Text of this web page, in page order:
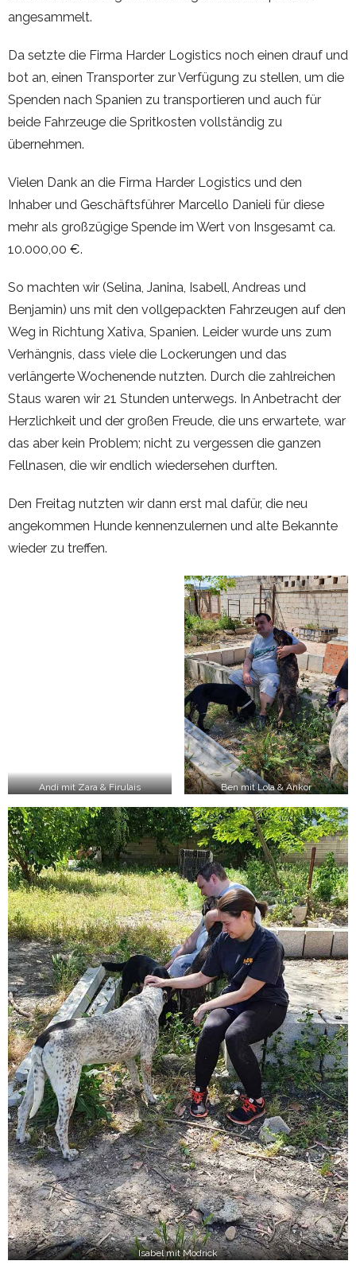
angesammelt.
Da setzte die Firma Harder Logistics noch einen drauf und
bot an, einen Transporter zur Verfügung zu stellen, um die
Spenden nach Spanien zu transportieren und auch für
beide Fahrzeuge die Spritkosten vollständig zu
übernehmen.
Vielen Dank an die Firma Harder Logistics und den
Inhaber und Geschäftsführer Marcello Danieli für diese
mehr als großzügige Spende im Wert von Insgesamt ca.
10.000,00 €.
So machten wir (Selina, Janina, Isabell, Andreas und
Benjamin) uns mit den vollgepackten Fahrzeugen auf den
Weg in Richtung Xativa, Spanien. Leider wurde uns zum
Verhängnis, dass viele die Lockerungen und das
verlängerte Wochenende nutzten. Durch die zahlreichen
Staus waren wir 21 Stunden unterwegs. In Anbetracht der
Herzlichkeit und der großen Freude, die uns erwartete, war
das aber kein Problem; nicht zu vergessen die ganzen
Fellnasen, die wir endlich wiedersehen durften.
Den Freitag nutzten wir dann erst mal dafür, die neu
angekommen Hunde kennenzulernen und alte Bekannte
wieder zu treffen.
Andi mit Zara & Firulais Ben mit Lola & Ankor
Isabel mit Modrick